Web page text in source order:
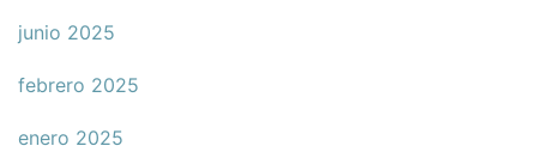
junio 2025
febrero 2025
enero 2025